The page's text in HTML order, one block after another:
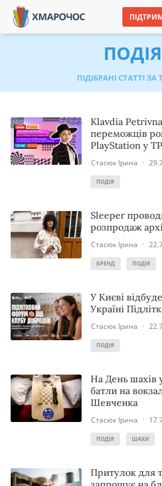
ПОДІЯ
ПІДІБРАНІ СТАТТІ
Klavdia
переможців
PlayStation у
Стасюк Ірина ·
ПОДІЯ
Sleeper
розпродаж
Стасюк Ірина ·
БРЕНД ПОДІЯ
У Києві
Україні
Стасюк Ірина ·
ПОДІЯ
На День шахів
батли на
Шевченка
Стасюк Ірина ·
ПОДІЯ ШАХИ
Притулок для